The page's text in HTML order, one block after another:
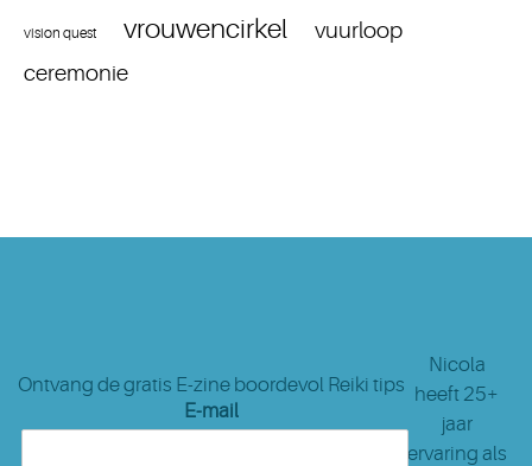
vision quest vrouwencirkel
vuurloop
ceremonie
Ontvang de gratis E-zine boordevol Reiki tips
E-mail
Nicola
heeft 25+
jaar
ervaring als